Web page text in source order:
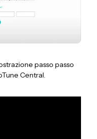
passo passo
Central.